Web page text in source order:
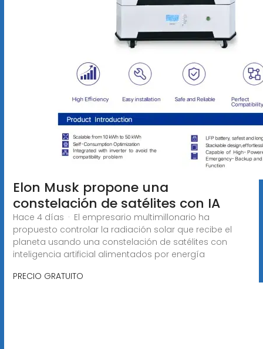
Elon Musk propone una
constelación de satélites con IA
Hace 4 días · El empresario multimillonario ha
propuesto controlar la radiación solar que recibe el
planeta usando una constelación de satélites con
inteligencia artificial alimentados por energía
PRECIO GRATUITO